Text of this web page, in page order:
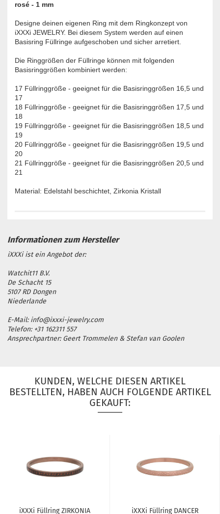
rosé - 1 mm
Designe deinen eigenen Ring mit dem Ringkonzept von
iXXXi JEWELRY. Bei diesem System werden auf einen
Basisring Füllringe aufgeschoben und sicher arretiert.
Die Ringgrößen der Füllringe können mit folgenden
Basisringgrößen kombiniert werden:
17 Füllringgröße - geeignet für die Basisringgrößen 16,5 und
17
18 Füllringgröße - geeignet für die Basisringgrößen 17,5 und
18
19 Füllringgröße - geeignet für die Basisringgrößen 18,5 und
19
20 Füllringgröße - geeignet für die Basisringgrößen 19,5 und
20
21 Füllringgröße - geeignet für die Basisringgrößen 20,5 und
21
Material: Edelstahl beschichtet, Zirkonia Kristall
iXXXi ist ein Angebot der:
Watchit11 B.V.
De Schacht 15
5107 RD Dongen
Niederlande
E-Mail: info@ixxxi-jewelry.com
Telefon: +31 162311 557
Ansprechpartner: Geert Trommelen & Stefan van Goolen
KUNDEN, WELCHE DIESEN ARTIKEL
BESTELLTEN, HABEN AUCH FOLGENDE ARTIKEL
GEKAUFT:
iXXXi Füll­ring ZIR­KO­NIA iXXXi Füll­ring DAN­CER